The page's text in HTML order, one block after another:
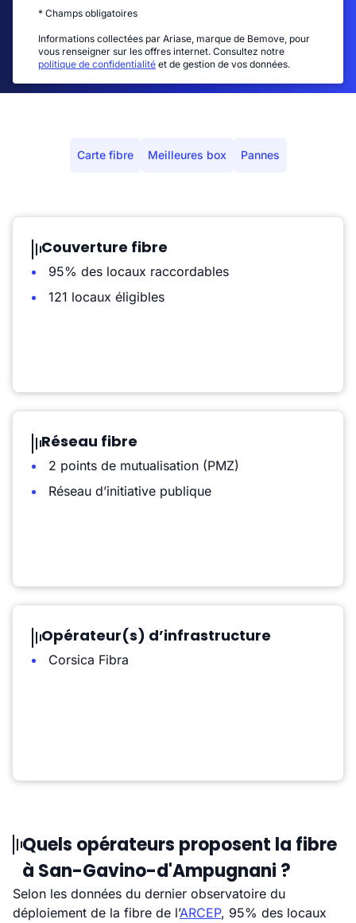
* Champs obligatoires
Informations collectées par Ariase, marque de Bemove, pour
vous renseigner sur les offres internet. Consultez notre
politique de confidentialité et de gestion de vos données.
Carte fibre Meilleures box Pannes
Couverture fibre
95% des locaux raccordables
121 locaux éligibles
Réseau fibre
2 points de mutualisation (PMZ)
Réseau d’initiative publique
Opérateur(s) d’infrastructure
Corsica Fibra
Quels opérateurs proposent la fibre
à San-Gavino-d'Ampugnani ?
Selon les données du dernier observatoire du
déploiement de la fibre de l’ARCEP, 95% des locaux